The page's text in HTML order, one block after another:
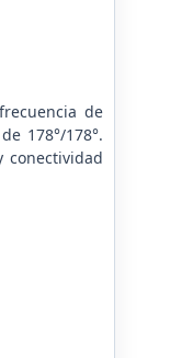
de
178°/178°.
conectividad